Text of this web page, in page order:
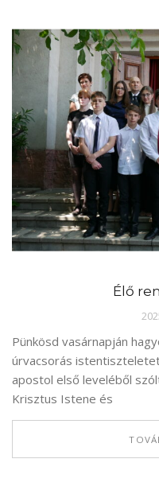
Élő
Pünkösd vasárnapján
úrvacsorás
apostol első leveléből
Krisztus Istene és